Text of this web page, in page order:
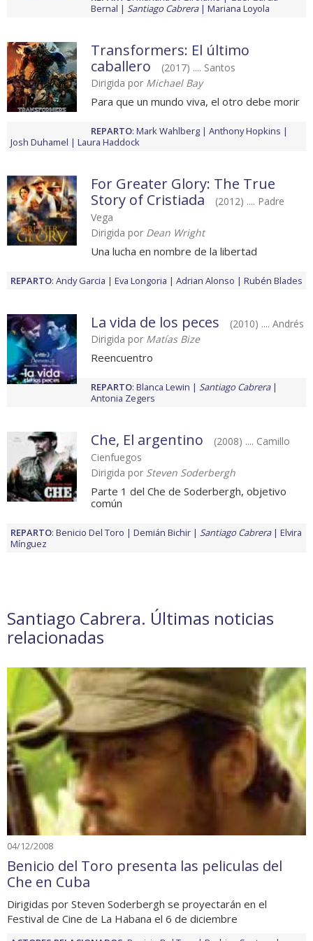
Bernal
Santiago Cabrera Mariana Loyola
Transformers: El último
caballero
(2017) .... Santos
Dirigida por Michael Bay
Para que un mundo viva, el otro debe morir
REPARTO: Mark Wahlberg
Anthony Hopkins
Josh Duhamel
Laura Haddock
For Greater Glory: The True
Story of Cristiada
(2012) .... Padre
Vega
Dirigida por Dean Wright
Una lucha en nombre de la libertad
REPARTO: Andy Garcia Eva Longoria Adrian Alonso Rubén Blades
La vida de los peces
(2010) .... Andrés
Dirigida por Matías Bize
Reencuentro
REPARTO: Blanca Lewin
Santiago Cabrera
Antonia Zegers
Che, El argentino
(2008) .... Camillo
Cienfuegos
Dirigida por Steven Soderbergh
Parte 1 del Che de Soderbergh, objetivo
común
REPARTO: Benicio Del Toro Demián Bichir Santiago Cabrera
Elvira
Mínguez
Santiago Cabrera. Últimas noticias
relacionadas
04/12/2008
Benicio del Toro presenta las peliculas del
Che en Cuba
Dirigidas por Steven Soderbergh se proyectarán en el
Festival de Cine de La Habana el 6 de diciembre